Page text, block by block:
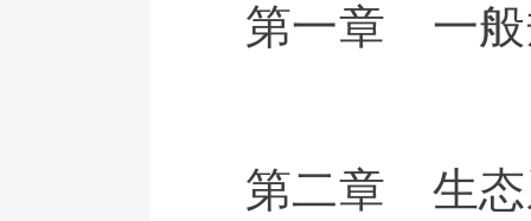
第一章 一般
第二章 生态